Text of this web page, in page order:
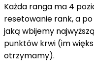
Każda ranga ma 4
resetowanie rank, a
jaką wbijemy
punktów krwi (im
otrzymamy).